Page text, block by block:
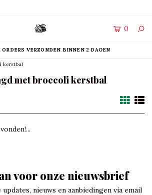
0
VERZONDEN BINNEN 2 DAGEN
kerstbal
met broccoli kerstbal
voor onze nieuwsbrief
nieuws en aanbiedingen via email